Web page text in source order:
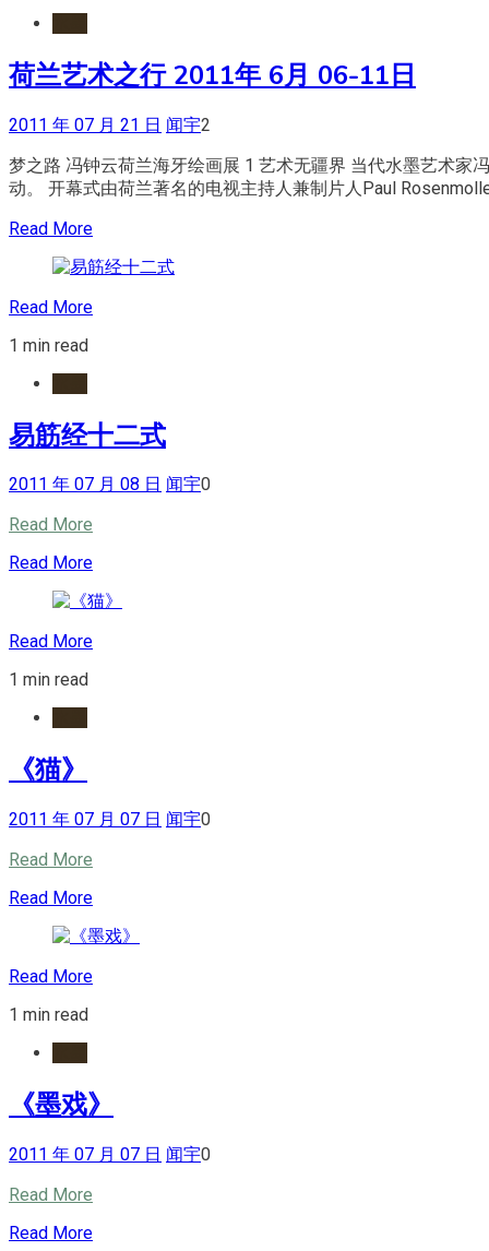
荷兰艺术之行 2011年 6月 06-11日
2011 年 07 月 21 日 闻宇2
梦之路 冯钟云荷兰海牙绘画展 1 艺术无疆界 当代水墨艺术家
动。 开幕式由荷兰著名的电视主持人兼制片人Paul
Read More
Read More
1 min read
易筋经十二式
2011 年 07 月 08 日 闻宇0
Read More
Read More
Read More
1 min read
《猫》
2011 年 07 月 07 日 闻宇0
Read More
Read More
Read More
1 min read
《墨戏》
2011 年 07 月 07 日 闻宇0
Read More
Read More